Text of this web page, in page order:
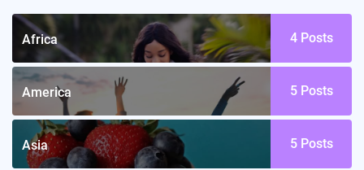
Africa 4Posts
America 5Posts
Asia 5Posts